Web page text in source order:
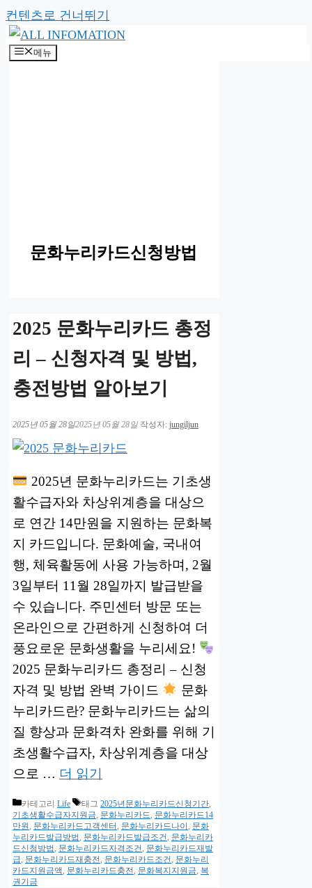
컨텐츠로 건너뛰기
메뉴
문화누리카드신청방법
2025 문화누리카드 총정
리 – 신청자격 및 방법,
충전방법 알아보기
2025년 05월 28일2025년 05월 28일 작성자: jungiljun
2025년 문화누리카드는 기초생
활수급자와 차상위계층을 대상으
로 연간 14만원을 지원하는 문화복
지 카드입니다. 문화예술, 국내여
행, 체육활동에 사용 가능하며, 2월
3일부터 11월 28일까지 발급받을
수 있습니다. 주민센터 방문 또는
온라인으로 간편하게 신청하여 더
풍요로운 문화생활을 누리세요!
2025 문화누리카드 총정리 – 신청
자격 및 방법 완벽 가이드
문화
누리카드란? 문화누리카드는 삶의
질 향상과 문화격차 완화를 위해 기
초생활수급자, 차상위계층을 대상
으로 … 더 읽기
카테고리 Life 태그 2025년문화누리카드신청기간,
기초생활수급자지원금, 문화누리카드, 문화누리카드14
만원, 문화누리카드고객센터, 문화누리카드나이 , 문화
누리카드발급방법, 문화누리카드발급조건, 문화누리카
드신청방법, 문화누리카드자격조건, 문화누리카드재발
급, 문화누리카드재충전, 문화누리카드조건, 문화누리
카드지원금액, 문화누리카드충전, 문화복지지원금, 복
권기금